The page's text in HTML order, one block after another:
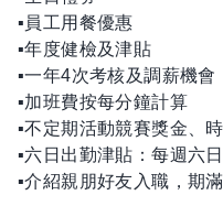
▪員工用餐優惠
▪年度健檢及津貼
▪一年4次考核及調薪機會
▪加班費按每分鐘計算
▪不定期活動競賽獎金、
▪六日出勤津貼：每週六
▪介紹親朋好友入職，期